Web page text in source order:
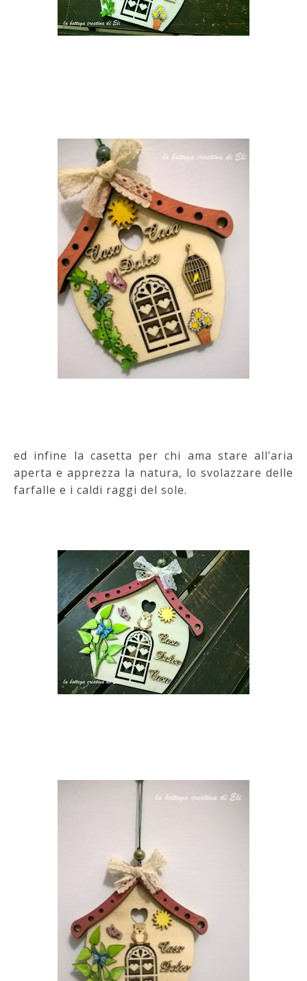
ed infine la casetta per chi ama stare all'aria
aperta e apprezza la natura, lo svolazzare delle
farfalle e i caldi raggi del sole.